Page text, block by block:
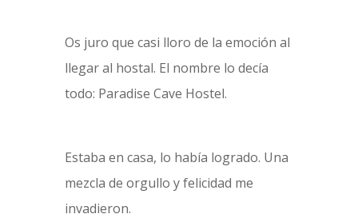
Os juro que casi lloro de la emoción al
llegar al hostal. El nombre lo decía
todo: Paradise Cave Hostel.
Estaba en casa, lo había logrado. Una
mezcla de orgullo y felicidad me
invadieron.